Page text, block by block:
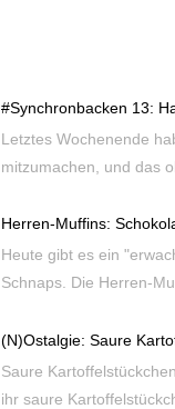
#Synchronbacken 13:
Letztes Wochenende
mitzumachen, und das
Herren-Muffins:
Heute gibt es ein
Schnaps. Die Herren-
(N)Ostalgie: Saure
Saure
ihr saure